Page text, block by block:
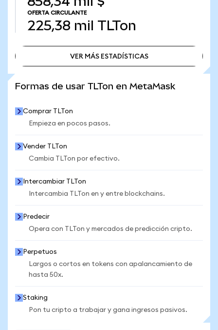
OFERTA CIRCULANTE
225,38 mil TLTon
VER MÁS ESTADÍSTICAS
Formas de usar TLTon en MetaMask
Comprar TLTon
Empieza en pocos pasos.
Vender TLTon
Cambia TLTon por efectivo.
Intercambiar TLTon
Intercambia TLTon en y entre blockchains.
Predecir
Opera con TLTon y mercados de predicción cripto.
Perpetuos
Largos o cortos en tokens con apalancamiento de
hasta 50x.
Staking
Pon tu cripto a trabajar y gana ingresos pasivos.